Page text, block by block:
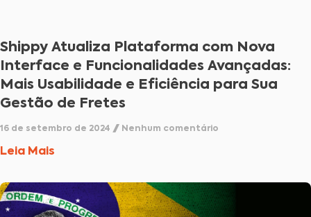
Shippy Atualiza Plataforma com Nova
Interface e Funcionalidades Avançadas:
Mais Usabilidade e Eficiência para Sua
Gestão de Fretes
16 de setembro de 2024 Nenhum comentário
Leia Mais